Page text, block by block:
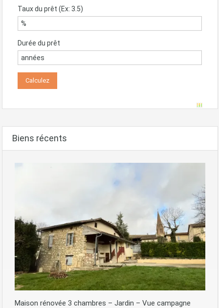
Taux du prêt (Ex: 3.5)
Durée du prêt
Biens récents
Maison rénovée 3 chambres – Jardin – Vue campagne